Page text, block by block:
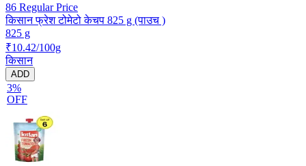
86 Regular Price
किसान फ्रेश टोमेटो केचप 825 g (पाउच )
825 g
₹10.42/100g
किसान
ADD
3%
OFF